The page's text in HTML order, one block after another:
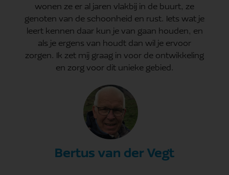
wonen ze er al jaren vlakbij in de buurt, ze
genoten van de schoonheid en rust. Iets wat je
leert kennen daar kun je van gaan houden, en
als je ergens van houdt dan wil je ervoor
zorgen. Ik zet mij graag in voor de ontwikkeling
en zorg voor dit unieke gebied.
Bertus van der Vegt